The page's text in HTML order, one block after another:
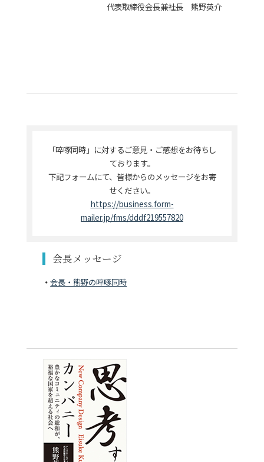
代表取締役会長兼社長 熊野英介
「啐啄同時」に対するご意見・ご感想をお待ちし
ております。
下記フォームにて、皆様からのメッセージをお寄
せください。
https://business.form-
mailer.jp/fms/dddf219557820
会長メッセージ
会長・熊野の啐啄同時